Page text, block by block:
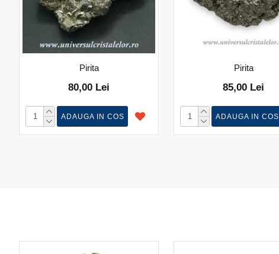
Pirita
80,00 Lei
ADAUGA IN COS
Pirita
85,00 Lei
ADAUGA IN COS